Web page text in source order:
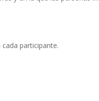
participante.